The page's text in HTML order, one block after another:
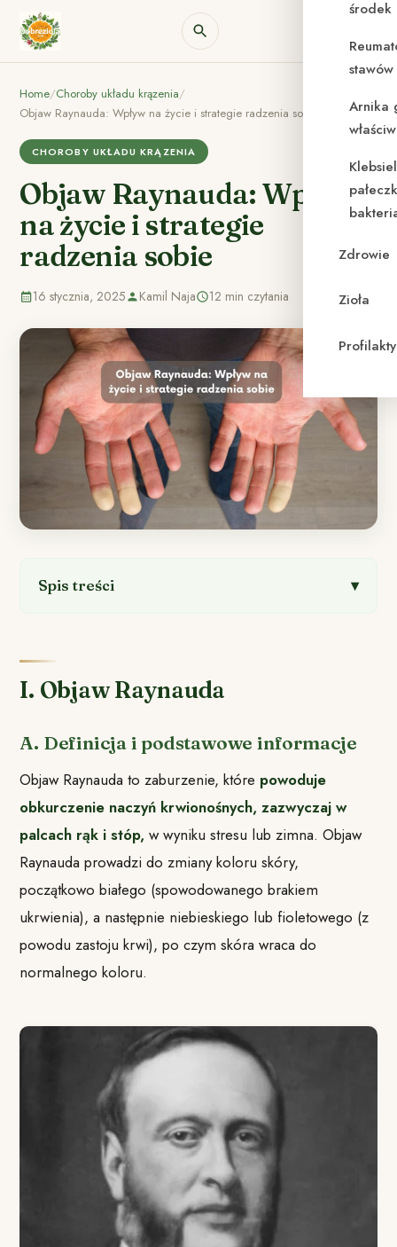
środek
Arnika
Zdrowie
Zioła
Home/Choroby układu krązenia/
Objaw Raynauda: Wpływ na życie i strategie radzenia sobie
CHOROBY UKŁADU KRĄZENIA
Objaw Raynauda: Wpływ
na życie i strategie
radzenia sobie
16 stycznia, 2025 Kamil Naja 12 min czytania
Spis treści
I. Objaw Raynauda
A. Definicja i podstawowe informacje
Objaw Raynauda to zaburzenie, które powoduje
obkurczenie naczyń krwionośnych, zazwyczaj w
palcach rąk i stóp, w wyniku stresu lub zimna. Objaw
Raynauda prowadzi do zmiany koloru skóry,
początkowo białego (spowodowanego brakiem
ukrwienia), a następnie niebieskiego lub fioletowego (z
powodu zastoju krwi), po czym skóra wraca do
normalnego koloru.